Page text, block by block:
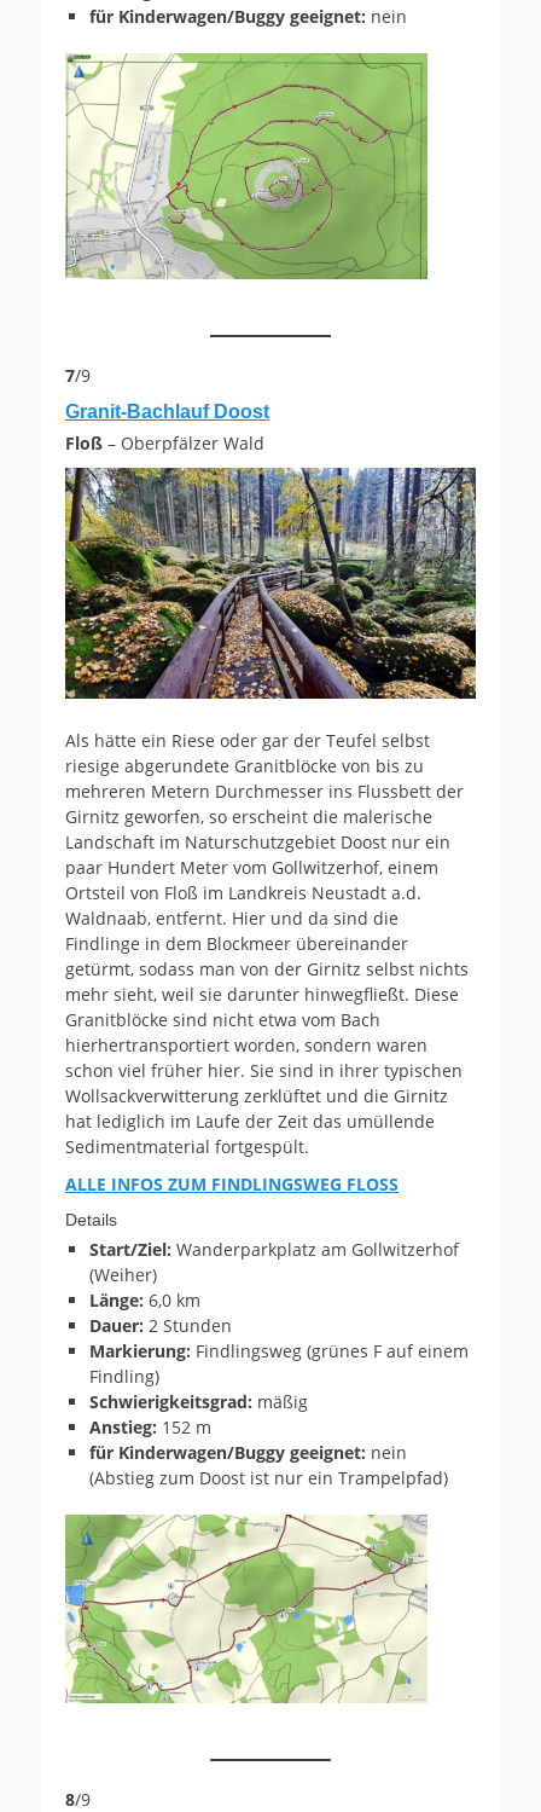
für Kinderwagen/Buggy geeignet: nein
7/9
Granit-Bachlauf Doost
Floß – Oberpfälzer Wald
Als hätte ein Riese oder gar der Teufel selbst
riesige abgerundete Granitblöcke von bis zu
mehreren Metern Durchmesser ins Flussbett der
Girnitz geworfen, so erscheint die malerische
Landschaft im Naturschutzgebiet Doost nur ein
paar Hundert Meter vom Gollwitzerhof, einem
Ortsteil von Floß im Landkreis Neustadt a.d.
Waldnaab, entfernt. Hier und da sind die
Findlinge in dem Blockmeer übereinander
getürmt, sodass man von der Girnitz selbst nichts
mehr sieht, weil sie darunter hinwegfließt. Diese
Granitblöcke sind nicht etwa vom Bach
hierhertransportiert worden, sondern waren
schon viel früher hier. Sie sind in ihrer typischen
Wollsackverwitterung zerklüftet und die Girnitz
hat lediglich im Laufe der Zeit das umüllende
Sedimentmaterial fortgespült.
ALLE INFOS ZUM FINDLINGSWEG FLOSS
Details
Start/Ziel: Wanderparkplatz am Gollwitzerhof
(Weiher)
Länge: 6,0 km
Dauer: 2 Stunden
Markierung: Findlingsweg (grünes F auf einem
Findling)
Schwierigkeitsgrad: mäßig
Anstieg: 152 m
für Kinderwagen/Buggy geeignet: nein
(Abstieg zum Doost ist nur ein Trampelpfad)
8/9